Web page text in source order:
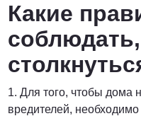
Какие
1. Для того, чтобы дома
вредителей,